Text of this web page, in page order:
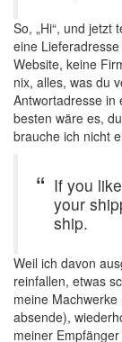
So, „Hi“, und jetzt
eine
Website, keine
nix, alles, was du
Antwortadresse in
besten wäre es,
brauche ich nicht
If you
your
ship.
Weil ich davon
reinfallen, etwas
meine
absende),
meiner